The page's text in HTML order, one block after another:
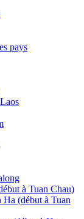
pays
à Tuan Chau)
(début à Tuan